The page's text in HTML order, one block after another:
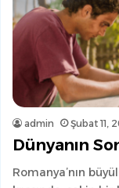
admin Şubat 11,
Dünyanın
Romanya’nın